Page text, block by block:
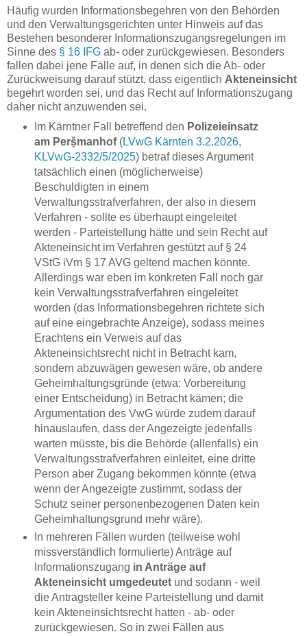
Häufig wurden Informationsbegehren von den Behörden
und den Verwaltungsgerichten unter Hinweis auf das
Bestehen besonderer Informationszugangsregelungen im
Sinne des § 16 IFG ab- oder zurückgewiesen. Besonders
fallen dabei jene Fälle auf, in denen sich die Ab- oder
Zurückweisung darauf stützt, dass eigentlich Akteneinsicht
begehrt worden sei, und das Recht auf Informationszugang
daher nicht anzuwenden sei.
Im Kärntner Fall betreffend den Polizeieinsatz
am Perṣ̌manhof(LVwG Kärnten 3.2.2026,
KLVwG-2332/5/2025) betraf dieses Argument
tatsächlich einen (möglicherweise)
Beschuldigten in einem
Verwaltungsstrafverfahren, der also in diesem
Verfahren - sollte es überhaupt eingeleitet
werden - Parteistellung hätte und sein Recht auf
Akteneinsicht im Verfahren gestützt auf § 24
VStG iVm § 17 AVG geltend machen könnte.
Allerdings war eben im konkreten Fall noch gar
kein Verwaltungsstrafverfahren eingeleitet
worden (das Informationsbegehren richtete sich
auf eine eingebrachte Anzeige), sodass meines
Erachtens ein Verweis auf das
Akteneinsichtsrecht nicht in Betracht kam,
sondern abzuwägen gewesen wäre, ob andere
Geheimhaltungsgründe (etwa: Vorbereitung
einer Entscheidung) in Betracht kämen; die
Argumentation des VwG würde zudem darauf
hinauslaufen, dass der Angezeigte jedenfalls
warten müsste, bis die Behörde (allenfalls) ein
Verwaltungsstrafverfahren einleitet, eine dritte
Person aber Zugang bekommen könnte (etwa
wenn der Angezeigte zustimmt, sodass der
Schutz seiner personenbezogenen Daten kein
Geheimhaltungsgrund mehr wäre).
In mehreren Fällen wurden (teilweise wohl
missverständlich formulierte) Anträge auf
Informationszugang in Anträge auf
Akteneinsicht umgedeutetund sodann - weil
die Antragsteller keine Parteistellung und damit
kein Akteneinsichtsrecht hatten - ab- oder
zurückgewiesen. So in zwei Fällen aus